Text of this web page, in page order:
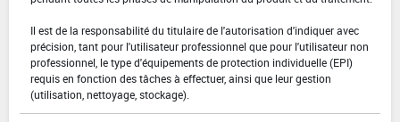
Il est de la responsabilité du titulaire de l'autorisation d'indiquer avec
précision, tant pour l'utilisateur professionnel que pour l'utilisateur non
professionnel, le type d'équipements de protection individuelle (EPI)
requis en fonction des tâches à effectuer, ainsi que leur gestion
(utilisation, nettoyage, stockage).